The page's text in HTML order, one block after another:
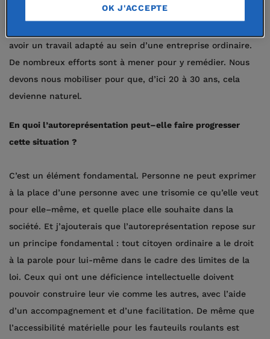
encore plus flagrant. Il ne vient pas à l’esprit de tout le
avoir un travail adapté au sein d’une entreprise ordinaire.
De nombreux efforts sont à mener pour y remédier. Nous
devons nous mobiliser pour que, d’ici 20 à 30 ans, cela
devienne naturel.
En quoi l’autoreprésentation peut–elle faire progresser
cette situation ?
C’est un élément fondamental. Personne ne peut exprimer
à la place d’une personne avec une trisomie ce qu’elle veut
pour elle–même, et quelle place elle souhaite dans la
société. Et j’ajouterais que l’autoreprésentation repose sur
un principe fondamental : tout citoyen ordinaire a le droit
à la parole pour lui-même dans le cadre des limites de la
loi. Ceux qui ont une déficience intellectuelle doivent
pouvoir construire leur vie comme les autres, avec l’aide
d’un accompagnement et d’une facilitation. De même que
l’accessibilité matérielle pour les fauteuils roulants est
OK J'ACCEPTE